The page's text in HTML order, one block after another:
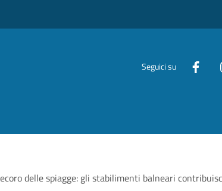
Seguici su
delle spiagge: gli stabilimenti balneari